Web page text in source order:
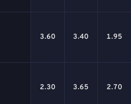
3.60 3.40 1.95
2.30 3.65 2.70